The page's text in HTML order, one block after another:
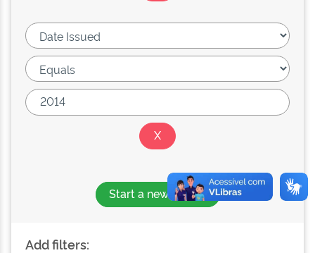
Start a new search
Add filters: